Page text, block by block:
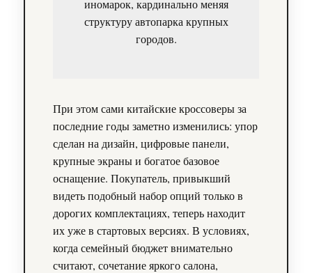
иномарок, кардинально меняя
структуру автопарка крупных
городов.
При этом сами китайские кроссоверы за
последние годы заметно изменились: упор
сделан на дизайн, цифровые панели,
крупные экраны и богатое базовое
оснащение. Покупатель, привыкший
видеть подобный набор опций только в
дорогих комплектациях, теперь находит
их уже в стартовых версиях. В условиях,
когда семейный бюджет внимательно
считают, сочетание яркого салона,